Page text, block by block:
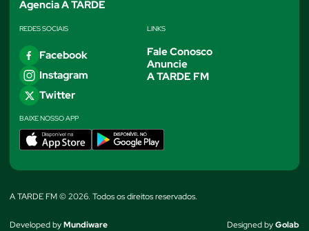
Agencia A TARDE
LINKS
Fale Conosco
Anuncie
A TARDE FM
REDES SOCIAIS
Facebook
Instagram
Twitter
BAIXE NOSSO APP
A TARDE FM © 2026. Todos os direitos reservados.
Developed byMundiware Designed byGolab